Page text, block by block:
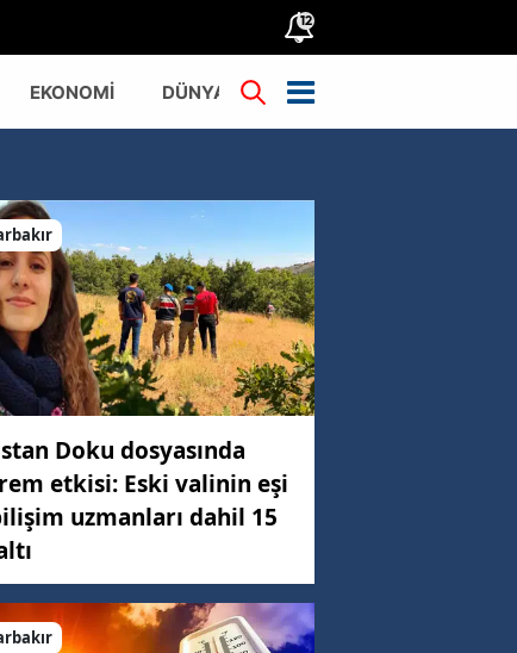
12
EKONOMİ DÜNYA TÜRKİYE
Doku dosyasında
etkisi: Eski valinin eşi
uzmanları dahil 15